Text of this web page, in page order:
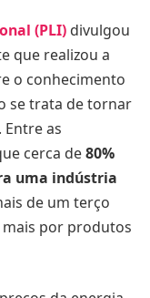
(PLI) divulgou
que realizou a
o conhecimento
se trata de tornar
Entre as
cerca de80%
uma indústria
de um terço
mais por produtos